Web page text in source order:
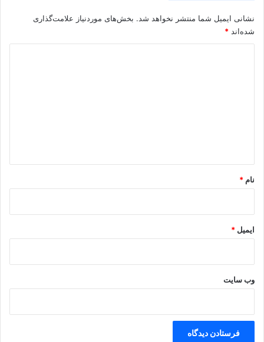
سراسر بدرگاه شاه آمدند
یکایک بگفتند با تیزویر
نه بر یکدیگر برگشادند لب‏
ز میدان چو بر خاست آواز کوس
نشانی ایمیل شما منتشر نخواهد شد. بخش‌های موردنیاز علامت‌گذاری
شده‌اند *
نام *
ایمیل *
وب‌ سایت